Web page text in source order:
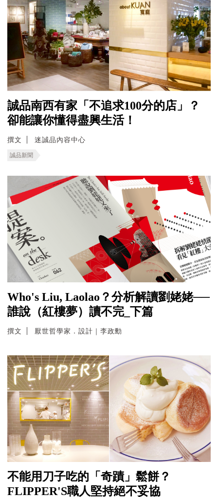
誠品南西有家「不追求100分的店」？
卻能讓你懂得盡興生活！
撰文 迷誠品內容中心
誠品新聞
Who's Liu, Laolao？分析解讀劉姥姥──
誰說（紅樓夢）讀不完_下篇
撰文 厭世哲學家．設計｜李政勳
不能用刀子吃的「奇蹟」鬆餅？
FLIPPER'S職人堅持絕不妥協